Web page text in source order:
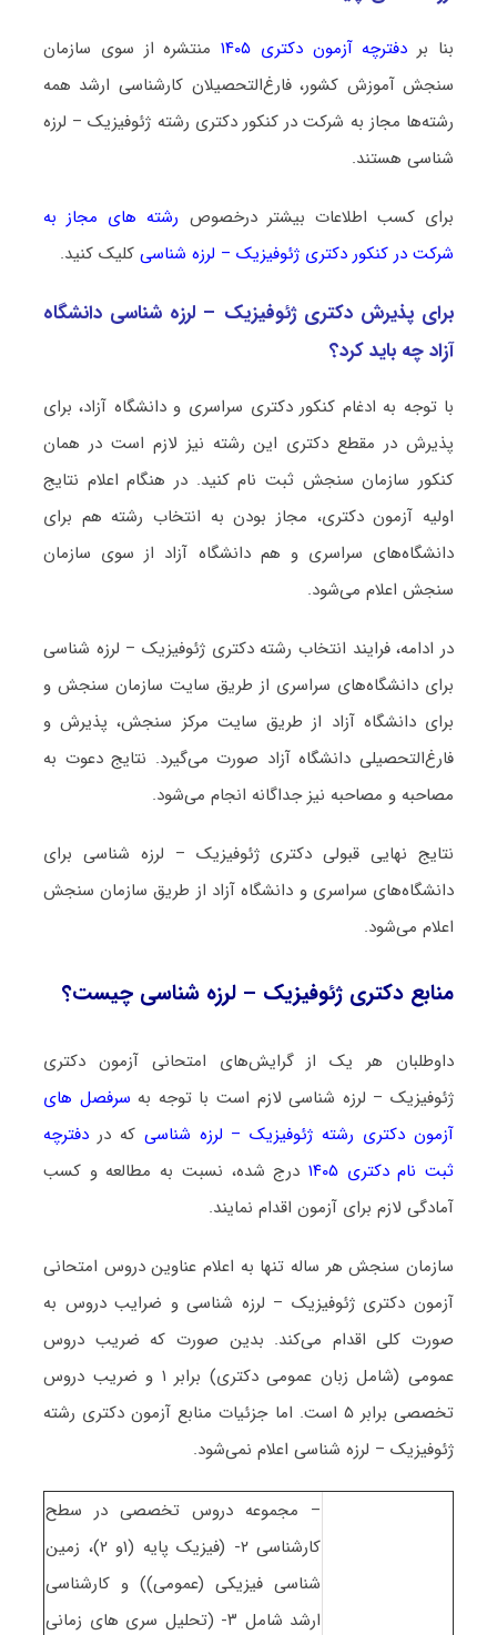
بنا بر دفترچه آزمون دکتری ۱۴۰۵
منتشره از سوی سازمان
سنجش آموزش کشور، فارغ‌التحصیلان کارشناسی ارشد همه
رشته‌ها مجاز به شرکت در کنکور دکتری رشته ژﺋﻮﻓﻴﺰیک – لرزه
شناسی هستند.
برای کسب اطلاعات بیشتر درخصوص رشته های مجاز به
شرکت در کنکور دکتری ژﺋﻮﻓﻴﺰیک – لرزه شناسیکلیک کنید.
برای پذیرش دکتری ژﺋﻮﻓﻴﺰیک – لرزه شناسی دانشگاه
آزاد چه باید کرد؟
با توجه به ادغام کنکور دکتری سراسری و دانشگاه آزاد، برای
پذیرش در مقطع دکتری این رشته نیز لازم است در همان
کنکور سازمان سنجش ثبت نام کنید. در هنگام اعلام نتایج
اولیه آزمون دکتری، مجاز بودن به انتخاب رشته هم برای
دانشگاه‌های سراسری و هم دانشگاه آزاد از سوی سازمان
سنجش اعلام می‌شود.
در ادامه، فرایند انتخاب رشته دکتری ژﺋﻮﻓﻴﺰیک – لرزه شناسی
برای دانشگاه‌های سراسری از طریق سایت سازمان سنجش و
برای دانشگاه آزاد از طریق سایت مرکز سنجش، پذیرش و
فارغ‌التحصیلی دانشگاه آزاد صورت می‌گیرد. نتایج دعوت به
مصاحبه و مصاحبه نیز جداگانه انجام می‌شود.
نتایج نهایی قبولی دکتری ژﺋﻮﻓﻴﺰیک – لرزه شناسی برای
دانشگاه‌های سراسری و دانشگاه آزاد از طریق سازمان سنجش
اعلام می‌شود.
منابع دکتری ژﺋﻮﻓﻴﺰیک – لرزه شناسی چیست؟
داوطلبان هر یک از گرایش‌های امتحانی آزمون دکتری
ژﺋﻮﻓﻴﺰیک – لرزه شناسی لازم است با توجه به سرفصل های
آزمون دکتری رشته ژﺋﻮﻓﻴﺰیک – لرزه شناسی که در دفترچه
ثبت نام دکتری ۱۴۰۵
درج شده، نسبت به مطالعه و کسب
آمادگی لازم برای آزمون اقدام نمایند.
سازمان سنجش هر ساله تنها به اعلام عناوین دروس امتحانی
آزمون دکتری ژﺋﻮﻓﻴﺰیک – لرزه شناسی و ضرایب دروس به
صورت کلی اقدام می‌کند. بدین صورت که ضریب دروس
عمومی (شامل زبان عمومی دکتری) برابر ۱ و ضریب دروس
تخصصی برابر ۵ است. اما جزئیات منابع آزمون دکتری رشته
ژﺋﻮﻓﻴﺰیک – لرزه شناسی اعلام نمی‌شود.
– مجموعه دروس تخصصی در سطح
کارشناسی ۲- (فیزیک پایه (۱و ۲)، زمین
شناسی فیزیکی (عمومی)) و کارشناسی
ارشد شامل ۳- (تحلیل سری های زمانی